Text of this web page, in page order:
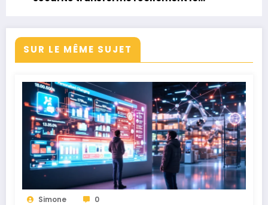
SUR LE MÊME SUJET
Simone 0